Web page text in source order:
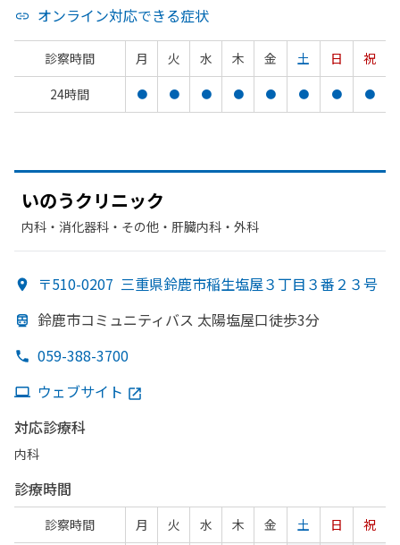
オンライン対応できる症状
診察時間 月 火 水 木 金 土 日
祝
24時間
● ● ● ● ● ● ● ●
いのうクリニック
内科・​消化器科・​その他・​肝臓内科・外科
〒510-0207 三重県鈴鹿市稲生塩屋３丁目３番２３号
鈴鹿市コミュニティバス 太陽塩屋口徒歩3分
059-388-3700
ウェブサイト
対応診療科
内科
診療時間
診察時間 月 火 水 木 金 土 日
祝